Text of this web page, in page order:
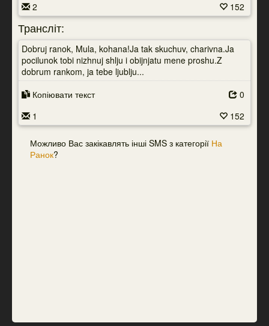
2
152
Трансліт:
Dobruj ranok, Mula, kohana!Ja tak skuchuv, charivna.Ja
pocilunok tobi nizhnuj shlju i obijnjatu mene proshu.Z
dobrum rankom, ja tebe ljublju...
Копіювати текст
0
1
152
Можливо Вас закікавлять інші SMS з категорії На
Ранок?